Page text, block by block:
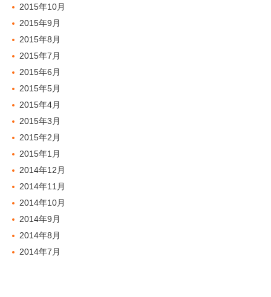
2015年10月
2015年9月
2015年8月
2015年7月
2015年6月
2015年5月
2015年4月
2015年3月
2015年2月
2015年1月
2014年12月
2014年11月
2014年10月
2014年9月
2014年8月
2014年7月